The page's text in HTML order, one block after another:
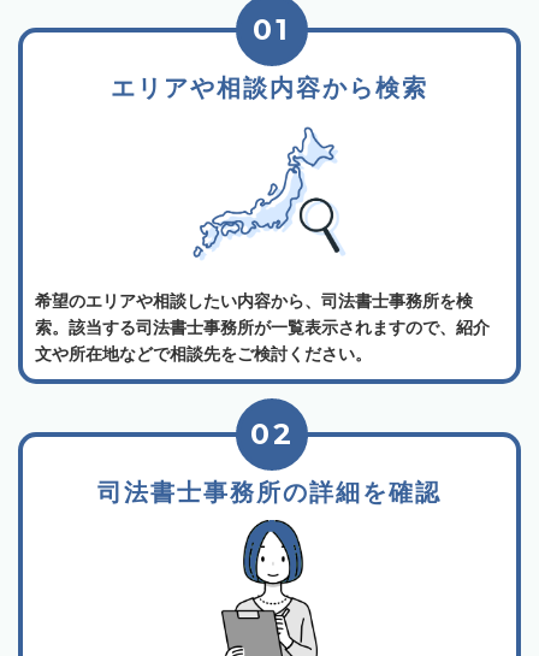
エリアや相談内容から検索
01
希望のエリアや相談したい内容から、司法書士事務所を検
索。該当する司法書士事務所が一覧表示されますので、紹介
文や所在地などで相談先をご検討ください。
司法書士事務所の詳細を確認
02